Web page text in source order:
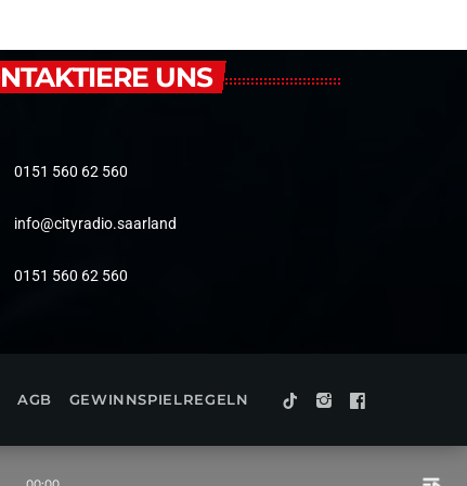
UNS
0151 560 62 560
info@cityradio.saarland
0151 560 62 560
AGB GEWINNSPIELREGELN